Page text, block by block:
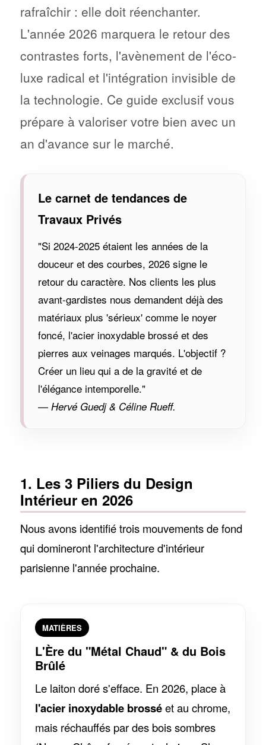
rafraîchir : elle doit réenchanter.
L'année 2026 marquera le retour des
contrastes forts, l'avènement de l'éco-
luxe radical et l'intégration invisible de
la technologie. Ce guide exclusif vous
prépare à valoriser votre bien avec un
an d'avance sur le marché.
Le carnet de tendances de
Travaux Privés
"Si 2024-2025 étaient les années de la
douceur et des courbes, 2026 signe le
retour du caractère. Nos clients les plus
avant-gardistes nous demandent déjà des
matériaux plus 'sérieux' comme le noyer
foncé, l'acier inoxydable brossé et des
pierres aux veinages marqués. L'objectif ?
Créer un lieu qui a de la gravité et de
l'élégance intemporelle."
— Hervé Guedj & Céline Rueff.
1. Les 3 Piliers du Design
Intérieur en 2026
Nous avons identifié trois mouvements de fond
qui domineront l'architecture d'intérieur
parisienne l'année prochaine.
MATIÈRES
L'Ère du "Métal Chaud" & du Bois
Brûlé
Le laiton doré s'efface. En 2026, place à
l'acier inoxydable brosséet au chrome,
mais réchauffés par des bois sombres